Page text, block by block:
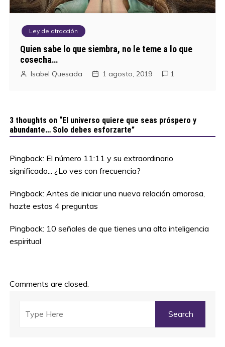
Ley de atracción
Quien sabe lo que siembra, no le teme a lo que
cosecha…
Isabel Quesada 1 agosto, 2019 1
3 thoughts on “El universo quiere que seas próspero y
abundante… Solo debes esforzarte”
Pingback: El número 11:11 y su extraordinario
significado... ¿Lo ves con frecuencia?
Pingback: Antes de iniciar una nueva relación amorosa,
hazte estas 4 preguntas
Pingback: 10 señales de que tienes una alta inteligencia
espiritual
Comments are closed.